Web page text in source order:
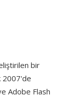
bir
2007'de
Adobe Flash